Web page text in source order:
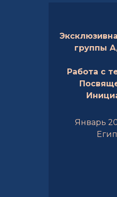
группы
Работа с
Январь